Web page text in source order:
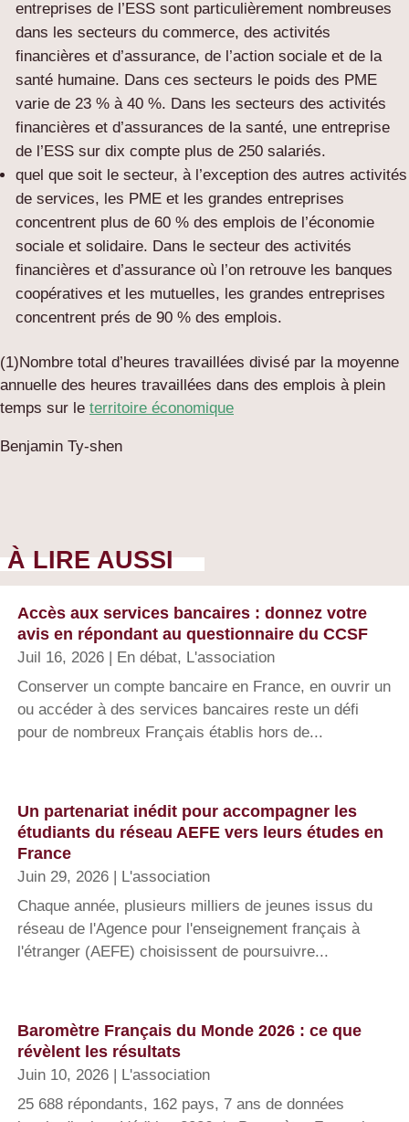
entreprises de l’ESS sont particulièrement nombreuses
dans les secteurs du commerce, des activités
financières et d’assurance, de l’action sociale et de la
santé humaine. Dans ces secteurs le poids des PME
varie de 23 % à 40 %. Dans les secteurs des activités
financières et d’assurances de la santé, une entreprise
de l’ESS sur dix compte plus de 250 salariés.
quel que soit le secteur, à l’exception des autres activités
de services, les PME et les grandes entreprises
concentrent plus de 60 % des emplois de l’économie
sociale et solidaire. Dans le secteur des activités
financières et d’assurance où l’on retrouve les banques
coopératives et les mutuelles, les grandes entreprises
concentrent prés de 90 % des emplois.
(1)Nombre total d’heures travaillées divisé par la moyenne
annuelle des heures travaillées dans des emplois à plein
temps sur le territoire économique
Benjamin Ty-shen
À LIRE AUSSI
Accès aux services bancaires : donnez votre
avis en répondant au questionnaire du CCSF
Juil 16, 2026 En débat, L'association
Conserver un compte bancaire en France, en ouvrir un
ou accéder à des services bancaires reste un défi
pour de nombreux Français établis hors de...
Un partenariat inédit pour accompagner les
étudiants du réseau AEFE vers leurs études en
France
Juin 29, 2026
L'association
Chaque année, plusieurs milliers de jeunes issus du
réseau de l'Agence pour l'enseignement français à
l'étranger (AEFE) choisissent de poursuivre...
Baromètre Français du Monde 2026 : ce que
révèlent les résultats
Juin 10, 2026
L'association
25 688 répondants, 162 pays, 7 ans de données